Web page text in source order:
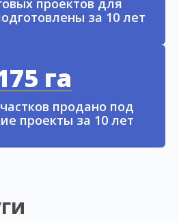
за 10 лет
га
продано под
проекты за 10 лет